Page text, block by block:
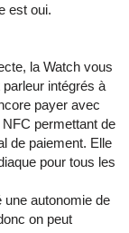
est oui.
la Watch vous
intégrés à
payer avec
permettant de
de paiement. Elle
pour tous les
une autonomie de
on peut